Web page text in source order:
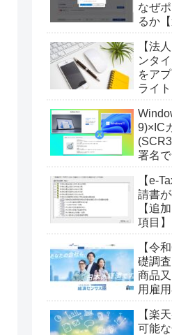
なぜ
るか
【法
ンタ
をア
ライト
9)×IC
署名で
【e-
請書
【追
項目】
【令
礎調
商品
用雇
【楽
可能